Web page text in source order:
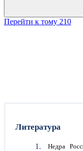
Перейти к тому 210
Литература
Недра